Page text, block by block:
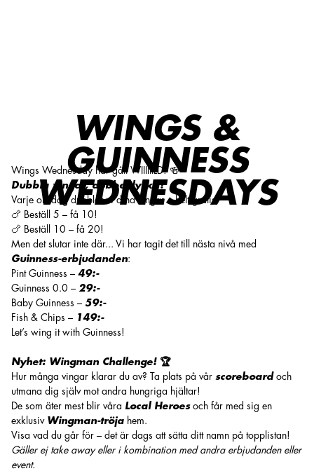
WINGS &
GUINNESS
WEDNESDAYS
Wings Wednesday har gått WIIIIIILD! 🍻
Dubbla vingar, dubbel lycka!
Varje onsdag dubblar vi dina vingar – helt gratis!
🍗 Beställ 5 – få 10!
🍗 Beställ 10 – få 20!
Men det slutar inte där... Vi har tagit det till nästa nivå med
Guinness-erbjudanden:
Pint Guinness – 49:-
Guinness 0.0 – 29:-
Baby Guinness – 59:-
Fish & Chips – 149:-
Let’s wing it with Guinness!
Nyhet: Wingman Challenge! 🏆
Hur många vingar klarar du av? Ta plats på vår scoreboardoch
utmana dig själv mot andra hungriga hjältar!
De som äter mest blir våra Local Heroesoch får med sig en
exklusiv Wingman-tröja hem.
Visa vad du går för – det är dags att sätta ditt namn på topplistan!
Gäller ej take away eller i kombination med andra erbjudanden eller
event.